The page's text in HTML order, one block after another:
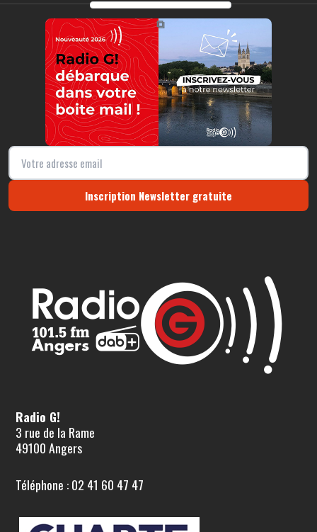
https://radio-g.fr?12252
⧉
Inscription Newsletter gratuite
Radio G!
3 rue de la Rame
49100 Angers
Téléphone : 02 41 60 47 47